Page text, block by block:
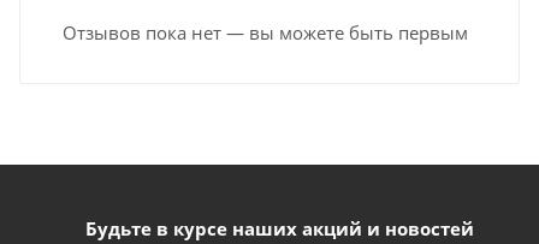
Отзывов пока нет — вы можете быть первым
Будьте в курсе наших акций и новостей